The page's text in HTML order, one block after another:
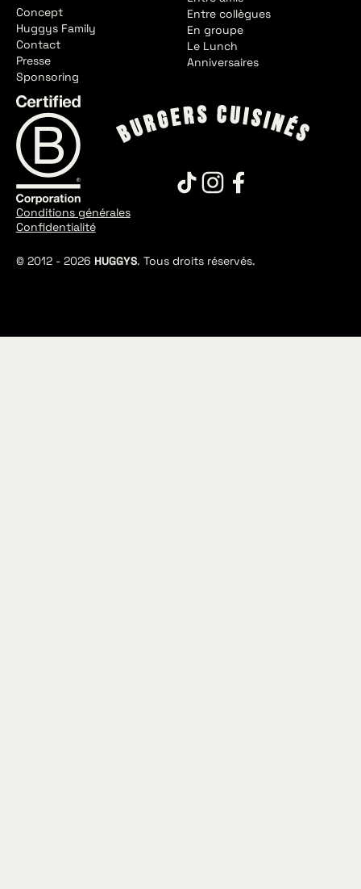
Concept
Huggys Family
Contact
Presse
Sponsoring
Entre collègues
En groupe
Le Lunch
Anniversaires
© 2012 - 2026 HUGGYS. Tous droits réservés.
Conditions générales
Confidentialité